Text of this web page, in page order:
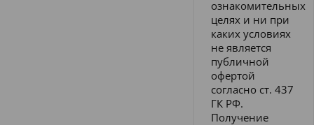
ознакомительных
целях и ни при
каких условиях
не является
публичной
офертой
согласно ст. 437
ГК РФ.
Получение